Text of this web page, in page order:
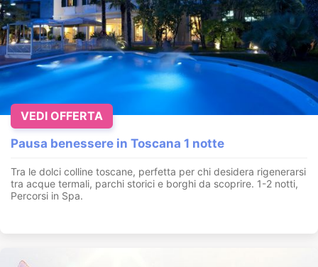
Pausa benessere in Toscana 1 notte
Tra le dolci colline toscane, perfetta per chi desidera rigenerarsi
tra acque termali, parchi storici e borghi da scoprire. 1-2 notti,
Percorsi in Spa.
VEDI OFFERTA